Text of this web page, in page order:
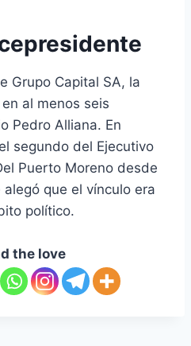
Grupo Capital SA, la
al menos seis
Pedro Alliana. En
segundo del Ejecutivo
Puerto Moreno desde
que el vínculo era
político.
the love